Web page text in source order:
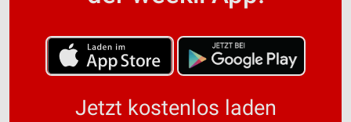
Jetzt kostenlos laden